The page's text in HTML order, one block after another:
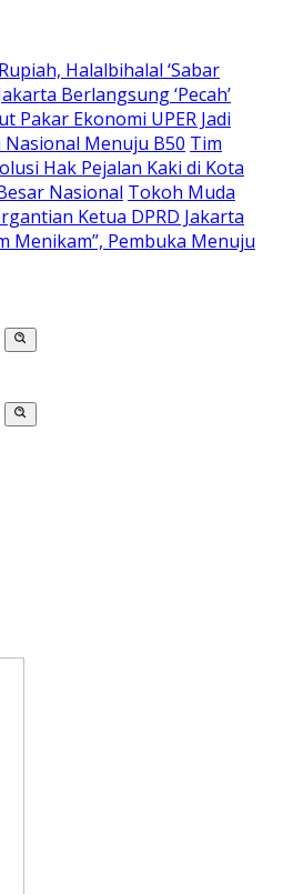
Halalbihalal ‘Sabar
Berlangsung ‘Pecah’
Pakar Ekonomi UPER Jadi
Menuju B50 Tim
Hak Pejalan Kaki di Kota
Nasional Tokoh Muda
Ketua DPRD Jakarta
Menikam”, Pembuka Menuju